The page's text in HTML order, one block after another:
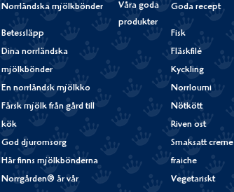
Norrländska mjölkbönder
Betessläpp
Dina norrländska
mjölkbönder
En norrländsk mjölkko
Färsk mjölk från gård till
kök
God djuromsorg
Här finns mjölkbönderna
Norrgården® är vår
Våra goda
produkter
Goda recept
Fisk
Fläskfilé
Kyckling
Norrloumi
Nötkött
Riven ost
Smaksatt creme
fraiche
Vegetariskt